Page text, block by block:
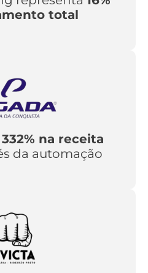
total
na receita
da automação